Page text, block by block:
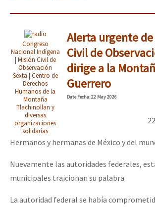
Congreso
Nacional Indígena
| Misión Civil de
Observación
Sexta.| Centro de
Derechos
Humanos de la
Montaña
Tlachinollan y
diversas
organizaciones
solidarias
Alerta urgente
Civil de
dirige a la
Guerrero
DateFecha: 22 May 2026
Hermanos y hermanas de México y del
Nuevamente las autoridades federales,
municipales traicionan su palabra.
La autoridad federal se había